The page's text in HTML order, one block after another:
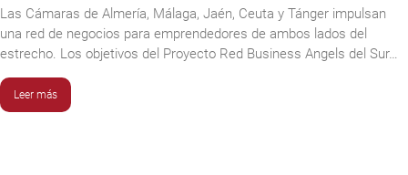
Las Cámaras de Almería, Málaga, Jaén, Ceuta y Tánger impulsan
una red de negocios para emprendedores de ambos lados del
estrecho. Los objetivos del Proyecto Red Business Angels del Sur…
Leer más